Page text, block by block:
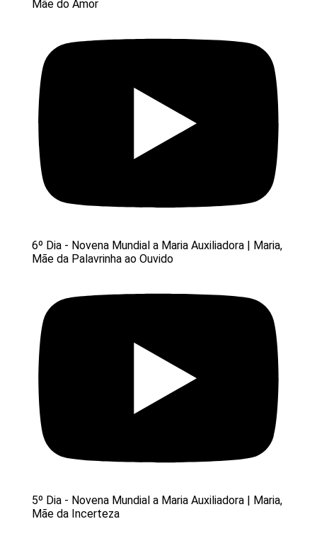
Mãe do Amor
6º Dia - Novena Mundial a Maria Auxiliadora | Maria,
Mãe da Palavrinha ao Ouvido
5º Dia - Novena Mundial a Maria Auxiliadora | Maria,
Mãe da Incerteza